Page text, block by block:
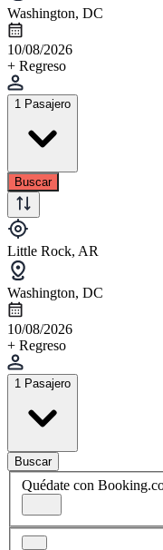
Washington, DC
10/08/2026
+ Regreso
1 Pasajero
Buscar
Little Rock, AR
Washington, DC
10/08/2026
+ Regreso
1 Pasajero
Buscar
Quédate con